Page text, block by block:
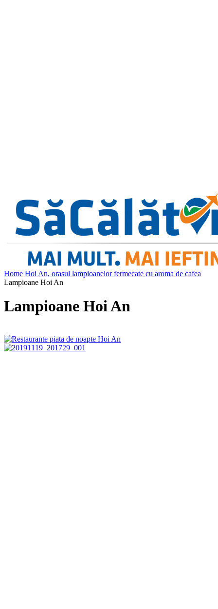
Home Hoi An, orasul lampioanelor fermecate cu aroma de cafea
Lampioane Hoi An
Lampioane Hoi An